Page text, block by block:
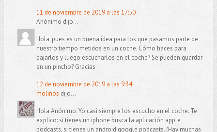
11 de noviembre de 2019 a las 17:50
Anónimo dijo...
Hola, pues es un buena idea para los que pasamos parte de
nuestro tiempo metidos en un coche. Cómo haces para
bajarlos y luego escucharlos en el coche? Se pueden guardar
en un pincho? Gracias
12 de noviembre de 2019 a las 9:34
molinos dijo...
Hola Anónimo. Yo casi siempre los escucho en el coche. Te
explico: si tienes un iphone busca la aplicación apple
podcasts, si tienes un android google podcasts. (Hay muchas